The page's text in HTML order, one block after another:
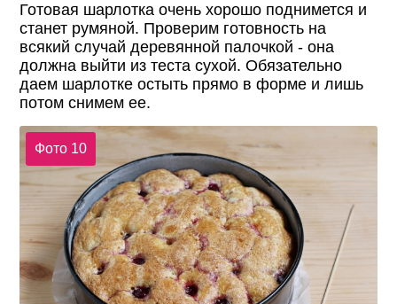
Готовая шарлотка очень хорошо поднимется и
станет румяной. Проверим готовность на
всякий случай деревянной палочкой - она
должна выйти из теста сухой. Обязательно
даем шарлотке остыть прямо в форме и лишь
потом снимем ее.
Фото 10